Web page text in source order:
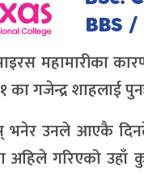
महामारीका
गजेन्द्र शाहलाई
भनेर उनले आएकै
गरिएको